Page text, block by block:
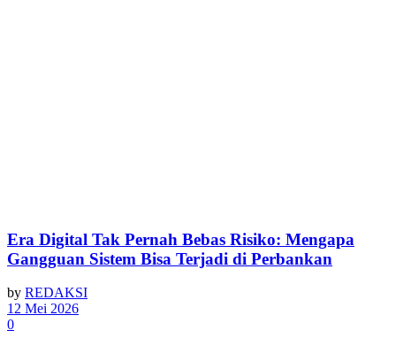
Era Digital Tak Pernah Bebas Risiko: Mengapa
Gangguan Sistem Bisa Terjadi di Perbankan
by REDAKSI
12 Mei 2026
0